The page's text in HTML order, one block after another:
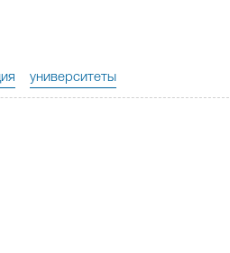
университеты